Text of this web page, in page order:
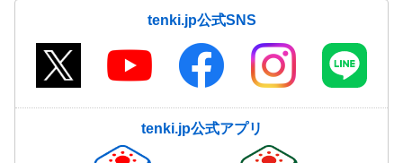
tenki.jp公式SNS
tenki.jp公式アプリ